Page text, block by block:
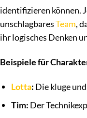
identifizieren können.
unschlagbaresTeam,
ihr logisches Denken
Beispiele für
Lotta: Die kluge
Tim: Der